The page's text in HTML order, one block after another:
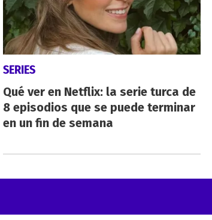
SERIES
Qué ver en Netflix: la serie turca de
8 episodios que se puede terminar
en un fin de semana